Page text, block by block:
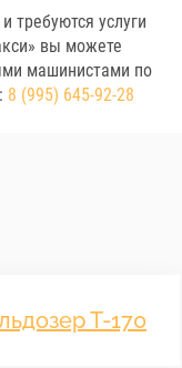
требуются услуги
вы можете
машинистами по
8 (995) 645-92-28
Т-170